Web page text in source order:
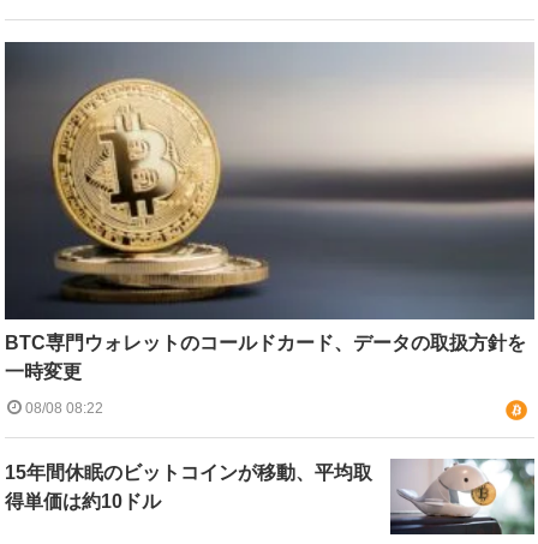
BTC専門ウォレットのコールドカード、データの取扱方針を
一時変更
08/08 08:22
15年間休眠のビットコインが移動、平均取
得単価は約10ドル